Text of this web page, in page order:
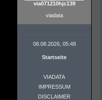
via071210hjc139
viadata
08.08.2026, 05:48
Startseite
VIADATA
IMPRESSUM
DISCLAIMER